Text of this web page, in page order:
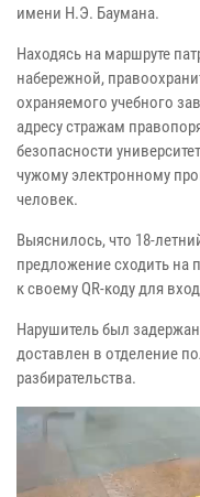
имени Н.Э. Баумана.
Находясь на маршруте
набережной,
охраняемого учебного
адресу стражам
безопасности
чужому электронному
человек.
Выяснилось, что 18-
предложение сходить на
к своему QR-коду для
Нарушитель был
доставлен в отделение
разбирательства.